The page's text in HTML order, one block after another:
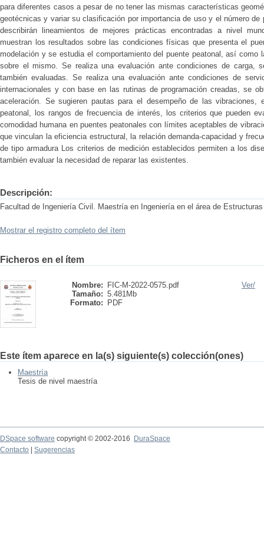
para diferentes casos a pesar de no tener las mismas características
geotécnicas y variar su clasificación por importancia de uso y el número
describirán lineamientos de mejores prácticas encontradas a nivel
muestran los resultados sobre las condiciones físicas que presenta el
modelación y se estudia el comportamiento del puente peatonal, así como
sobre el mismo. Se realiza una evaluación ante condiciones de carga,
también evaluadas. Se realiza una evaluación ante condiciones de
internacionales y con base en las rutinas de programación creadas, se
aceleración. Se sugieren pautas para el desempeño de las vibraciones,
peatonal, los rangos de frecuencia de interés, los criterios que pueden
comodidad humana en puentes peatonales con límites aceptables de
que vinculan la eficiencia estructural, la relación demanda-capacidad y
de tipo armadura Los criterios de medición establecidos permiten a los
también evaluar la necesidad de reparar las existentes.
Descripción:
Facultad de Ingeniería Civil. Maestría en Ingeniería en el área de Estructuras
Mostrar el registro completo del ítem
Ficheros en el ítem
Nombre:
FIC-M-2022-0575.pdf
Tamaño: 5.481Mb
Formato:
PDF
Ver/
Este ítem aparece en la(s) siguiente(s) colección(ones)
Maestría
Tesis de nivel maestría
DSpace software copyright © 2002-2016
DuraSpace
Contacto
Sugerencias